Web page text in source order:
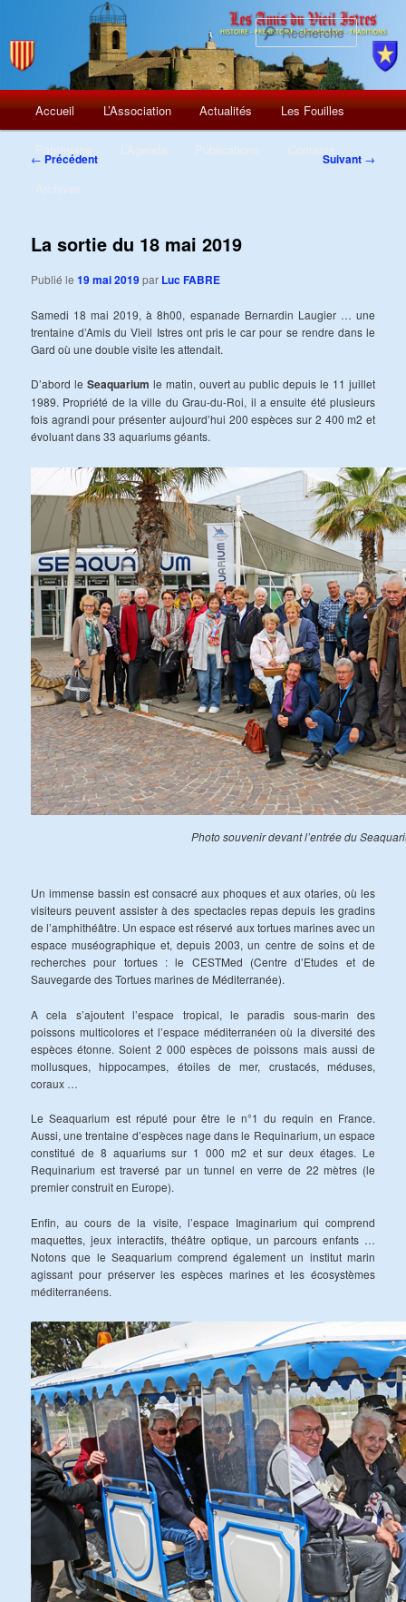
Menu
principal
Aller
Accueil L’Association Actualités Les Fouilles
Navigation
← Précédent Suivant →
La sortie du 18 mai 2019
Publié le19 mai 2019par Luc FABRE
Samedi 18 mai 2019, à 8h00, espanade Bernardin Laugier … une
trentaine d’Amis du Vieil Istres ont pris le car pour se rendre dans le
Gard où une double visite les attendait.
D’abord le Seaquarium le matin, ouvert au public depuis le 11 juillet
1989. Propriété de la ville du Grau-du-Roi, il a ensuite été plusieurs
fois agrandi pour présenter aujourd’hui 200 espèces sur 2 400 m2 et
évoluant dans 33 aquariums géants.
Photo souvenir devant l’entrée du
Un immense bassin est consacré aux phoques et aux otaries, où les
visiteurs peuvent assister à des spectacles repas depuis les gradins
de l’amphithéâtre. Un espace est réservé aux tortues marines avec un
espace muséographique et, depuis 2003, un centre de soins et de
recherches pour tortues : le CESTMed (Centre d’Etudes et de
Sauvegarde des Tortues marines de Méditerranée).
A cela s’ajoutent l’espace tropical, le paradis sous-marin des
poissons multicolores et l’espace méditerranéen où la diversité des
espèces étonne. Soient 2 000 espèces de poissons mais aussi de
mollusques, hippocampes, étoiles de mer, crustacés, méduses,
coraux …
Le Seaquarium est réputé pour être le n°1 du requin en France.
Aussi, une trentaine d’espèces nage dans le Requinarium, un espace
constitué de 8 aquariums sur 1 000 m2 et sur deux étages. Le
Requinarium est traversé par un tunnel en verre de 22 mètres (le
premier construit en Europe).
Enfin, au cours de la visite, l’espace Imaginarium qui comprend
maquettes, jeux interactifs, théâtre optique, un parcours enfants …
Notons que le Seaquarium comprend également un institut marin
agissant pour préserver les espèces marines et les écosystèmes
méditerranéens.